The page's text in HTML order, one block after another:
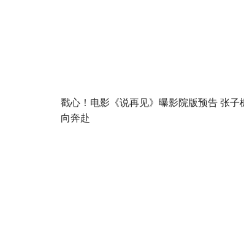
戳心！电影《说再见》曝影院版预告 张子
向奔赴